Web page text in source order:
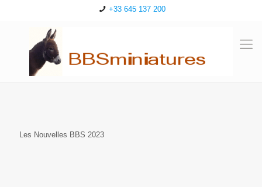
+33 645 137 200
Les Nouvelles BBS 2023